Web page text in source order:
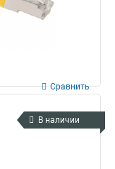
Сравнить
В наличии